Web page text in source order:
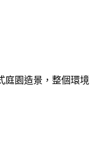
庭園造景，整個環境